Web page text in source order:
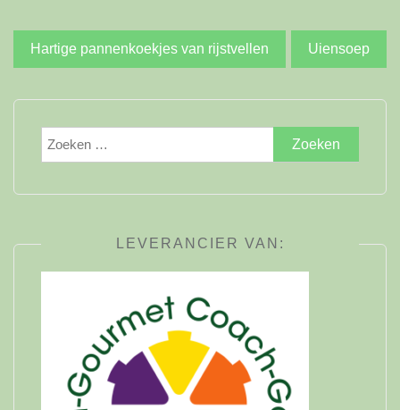
Bericht
navigatie
Hartige pannenkoekjes van rijstvellen Uiensoep
Zoeken
naar:
LEVERANCIER VAN: